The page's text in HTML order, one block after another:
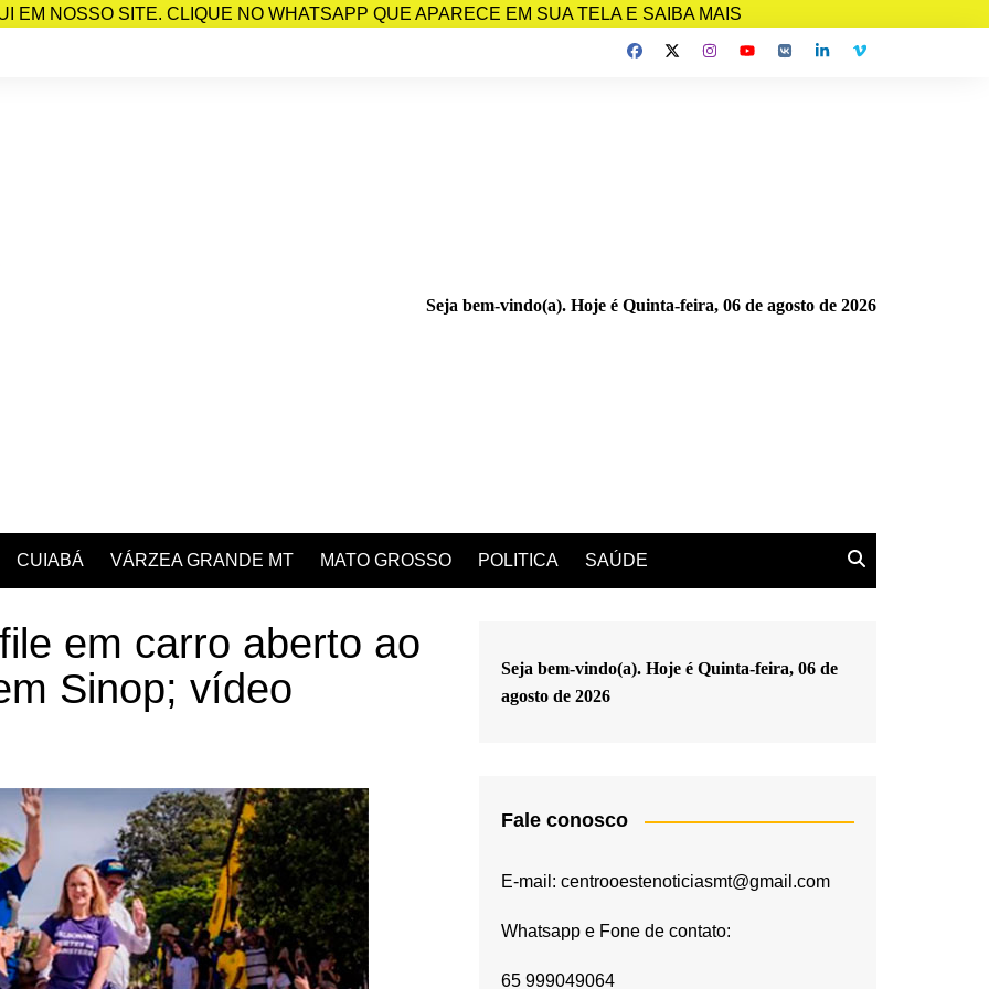
EM NOSSO SITE. CLIQUE NO WHATSAPP QUE APARECE EM SUA TELA E SAIBA MAIS
Seja bem-vindo(a). Hoje é Quinta-feira, 06 de agosto de 2026
CUIABÁ VÁRZEA GRANDE MT MATO GROSSO POLITICA SAÚDE
em carro aberto ao
Sinop; vídeo
Seja bem-vindo(a). Hoje é Quinta-feira, 06 de
agosto de 2026
Fale conosco
E-mail: centrooestenoticiasmt@gmail.com
Whatsapp e Fone de contato:
65 999049064